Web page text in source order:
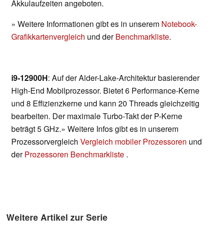
Akkulaufzeiten angeboten.
» Weitere Informationen gibt es in unserem Notebook-
Grafikkartenvergleich und derBenchmarkliste.
i9-12900H: Auf der Alder-Lake-Architektur basierender
High-End Mobilprozessor. Bietet 6 Performance-Kerne
und 8 Effizienzkerne und kann 20 Threads gleichzeitig
bearbeiten. Der maximale Turbo-Takt der P-Kerne
beträgt 5 GHz.» Weitere Infos gibt es in unserem
Prozessorvergleich Vergleich mobiler Prozessoren und
derProzessoren Benchmarkliste .
Weitere Artikel zur Serie